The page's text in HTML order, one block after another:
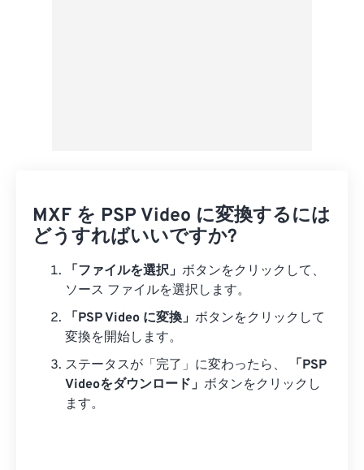
MXF を PSP Video に変換するには
どうすればいいですか?
「ファイルを選択」 ボタンをクリックして、
ソース ファイルを選択します。
「PSP Video に変換」 ボタンをクリックして
変換を開始します。
ステータスが「完了」に変わったら、
「PSP
Videoをダウンロード」 ボタンをクリックし
ます。